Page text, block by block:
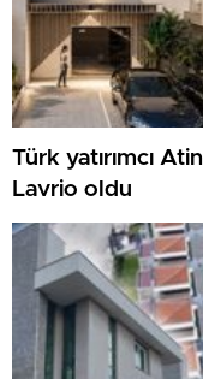
Türk yatırımcı
Lavrio oldu